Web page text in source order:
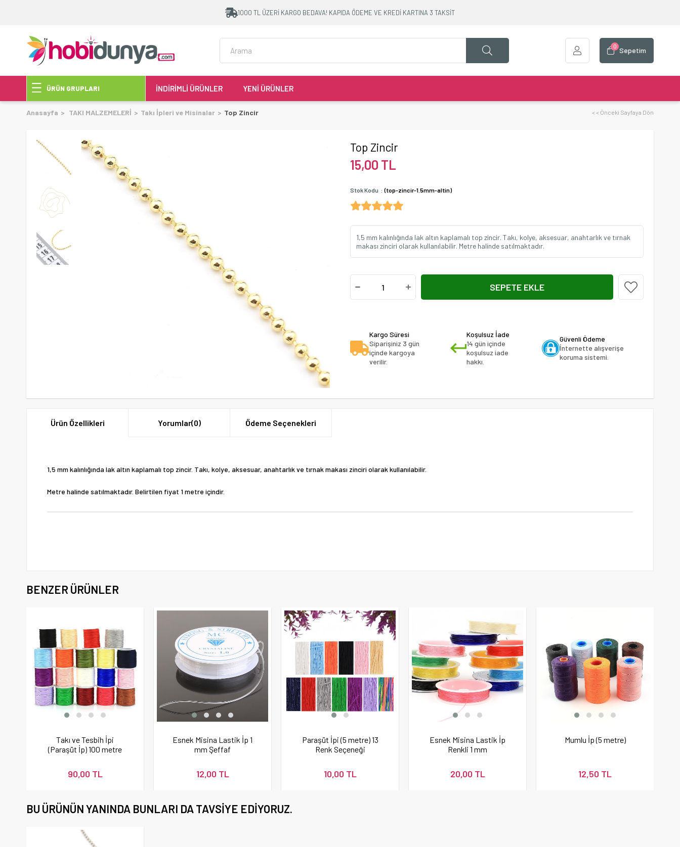
1000 TL ÜZERİ KARGO BEDAVA! KAPIDA ÖDEME VE KREDİ KARTINA 3 TAKSİT
Sepetim
0
ÜRÜN GRUPLARI İNDİRİMLİ ÜRÜNLER YENİ ÜRÜNLER
Anasayfa TAKI MALZEMELERİ Takı İpleri ve Misinalar Top Zincir < < Önceki Sayfaya Dön
Top Zincir
15,00 TL
Stok Kodu (top-zincir-1.5mm-altin)
1,5 mm kalınlığında lak altın kaplamalı top zincir. Takı, kolye, aksesuar, anahtarlık ve tırnak
makası zinciri olarak kullanılabilir. Metre halinde satılmaktadır.
Kargo Süresi
Siparişiniz 3 gün
içinde kargoya
verilir.
Koşulsuz İade
14 gün içinde
koşulsuz iade
hakkı.
Güvenli Ödeme
İnternette alışverişe
koruma sistemi.
Ürün Özellikleri Yorumlar(0) Ödeme Seçenekleri
1,5 mm kalınlığında lak altın kaplamalı top zincir. Takı, kolye, aksesuar, anahtarlık ve tırnak makası zinciri olarak kullanılabilir.
Metre halinde satılmaktadır. Belirtilen fiyat 1 metre içindir.
BENZER ÜRÜNLER
Takı ve Tesbih İpi
(Paraşüt İp) 100 metre
90,00 TL
Esnek Misina Lastik İp 1
mm Şeffaf
12,00 TL
Paraşüt İpi (5 metre) 13
Renk Seçeneği
10,00 TL
Esnek Misina Lastik İp
Renkli 1 mm
20,00 TL
Mumlu İp (5 metre)
12,50 TL
BU ÜRÜNÜN YANINDA BUNLARI DA TAVSIYE EDIYORUZ.